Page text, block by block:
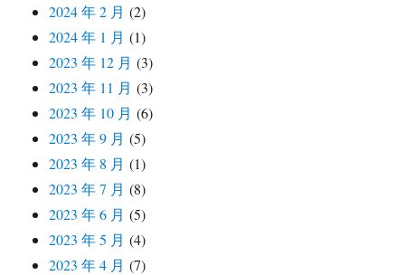
2024 年 2 月 (2)
2024 年 1 月 (1)
2023 年 12 月 (3)
2023 年 11 月 (3)
2023 年 10 月 (6)
2023 年 9 月 (5)
2023 年 8 月 (1)
2023 年 7 月 (8)
2023 年 6 月 (5)
2023 年 5 月 (4)
2023 年 4 月 (7)